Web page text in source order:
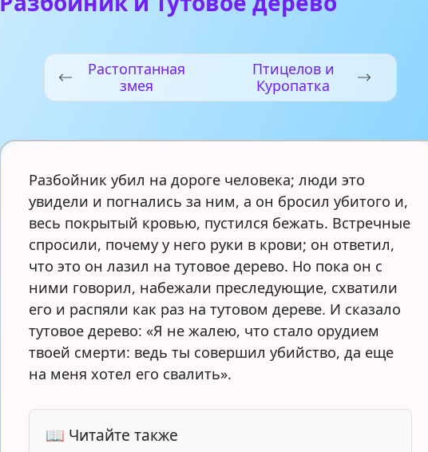
Растоптанная
змея
Птицелов и
Куропатка
Разбойник убил на дороге человека; люди это
увидели и погнались за ним, а он бросил убитого и,
весь покрытый кровью, пустился бежать. Встречные
спросили, почему у него руки в крови; он ответил,
что это он лазил на тутовое дерево. Но пока он с
ними говорил, набежали преследующие, схватили
его и распяли как раз на тутовом дереве. И сказало
тутовое дерево: «Я не жалею, что стало орудием
твоей смерти: ведь ты совершил убийство, да еще
на меня хотел его свалить».
📖 Читайте также